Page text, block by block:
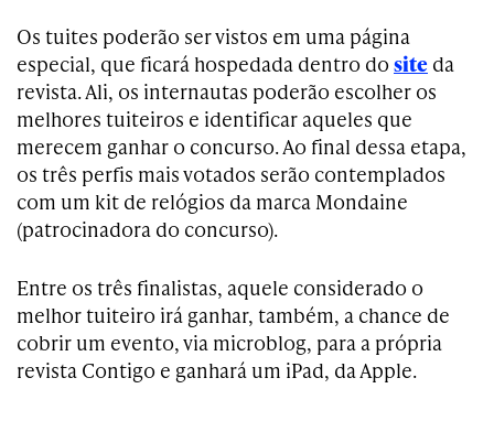
Os tuites poderão ser vistos em uma página
especial, que ficará hospedada dentro do site da
revista. Ali, os internautas poderão escolher os
melhores tuiteiros e identificar aqueles que
merecem ganhar o concurso. Ao final dessa etapa,
os três perfis mais votados serão contemplados
com um kit de relógios da marca Mondaine
(patrocinadora do concurso).
Entre os três finalistas, aquele considerado o
melhor tuiteiro irá ganhar, também, a chance de
cobrir um evento, via microblog, para a própria
revista Contigo e ganhará um iPad, da Apple.